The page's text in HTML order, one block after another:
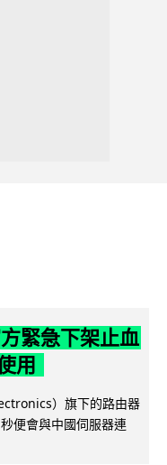
緊急下架止血
用
）旗下的路由器
便會與中國伺服器連